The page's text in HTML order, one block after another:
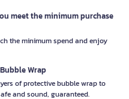
meet the minimum purchase
the minimum spend and enjoy
Wrap
of protective bubble wrap to
and sound, guaranteed.